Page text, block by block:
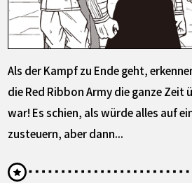
Als der Kampf zu Ende geht,
die Red Ribbon Army die ganze Zeit
war! Es schien, als würde alles auf
zusteuern, aber dann...